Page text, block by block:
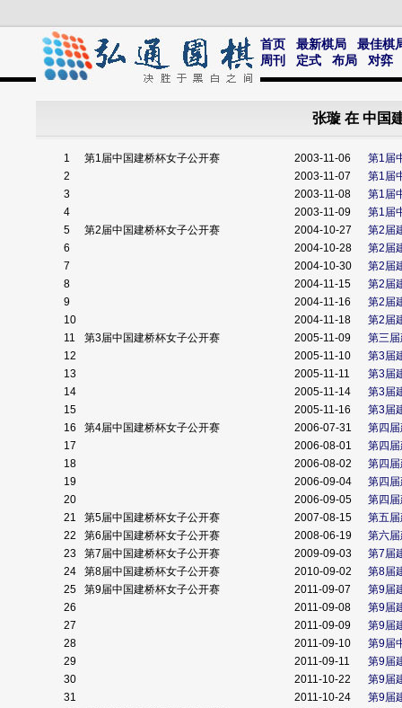
首页 最新棋局
最佳棋
周刊
定式 布局 对弈
张璇 在 中国
1 第1届中国建桥杯女子公开赛 2003-11-06
第1届
2
2003-11-07
第1届
3
2003-11-08
第1届
4
2003-11-09
第1届
5
第2届中国建桥杯女子公开赛 2004-10-27
第2届
6
2004-10-28
第2届
7
2004-10-30
第2届
8
2004-11-15
第2届
9
2004-11-16
第2届
10
2004-11-18
第2届
11
第3届中国建桥杯女子公开赛 2005-11-09
第三
12
2005-11-10
第3届
13
2005-11-11
第3届
14
2005-11-14
第3届
15
2005-11-16
第3届
16
第4届中国建桥杯女子公开赛 2006-07-31
第四
17
2006-08-01
第四
18
2006-08-02
第四
19
2006-09-04
第四
20
2006-09-05
第四
21
第5届中国建桥杯女子公开赛 2007-08-15
第五
22
第6届中国建桥杯女子公开赛 2008-06-19
第六
23
第7届中国建桥杯女子公开赛 2009-09-03
第7届
24
第8届中国建桥杯女子公开赛 2010-09-02
第8届
25
第9届中国建桥杯女子公开赛 2011-09-07
第9届
26
2011-09-08
第9届
27
2011-09-09
第9届
28
2011-09-10
第9届
29
2011-09-11
第9届
30
2011-10-22
第9届
31
2011-10-24
第9届